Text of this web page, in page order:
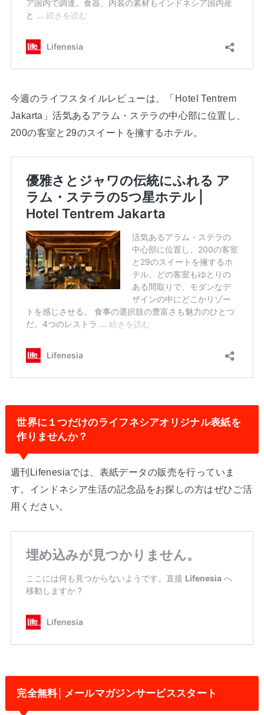
今週のライフスタイルレビューは、「Hotel Tentrem
Jakarta」活気あるアラム・ステラの中心部に位置し、
200の客室と29のスイートを擁するホテル。
世界に１つだけのライフネシアオリジナル表紙を
作りませんか？
週刊Lifenesiaでは、表紙データの販売を行っていま
す。インドネシア生活の記念品をお探しの方はぜひご活
用ください。
完全無料│メールマガジンサービススタート